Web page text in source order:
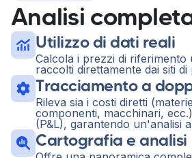
Analisi
Utilizzo di dati reali
Calcola i prezzi di riferimento
raccolti direttamente dai siti
Tracciamento a
Rileva sia i costi diretti
componenti, macchinari,
(P&L), garantendo un'analisi
Cartografia e analisi